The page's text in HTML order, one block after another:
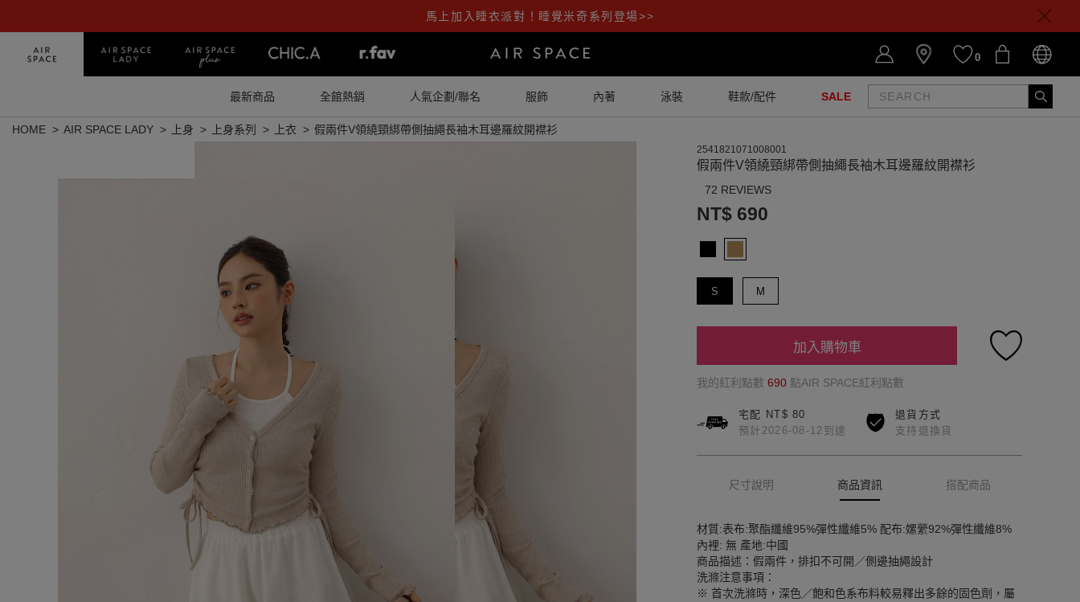
馬上加入睡衣派對！睡覺米奇系列登場>>
0
最新商品 全館熱銷 人氣企劃/聯名 服飾 內著 泳裝 鞋款/配件 SALE
HOME AIR SPACE LADY 上身 上身系列 上衣 假兩件V領繞頸綁帶側抽繩長袖木耳邊羅紋開襟衫
2541821071008001
假兩件V領繞頸綁帶側抽繩長袖木耳邊羅紋開襟衫
72 REVIEWS
NT$ 690
S M
加入購物車
我的紅利點數 690 點AIR SPACE紅利點數
宅配 NT$ 80
預計2026-08-12到達
退貨方式
支持退換貨
尺寸說明 商品資訊 搭配商品
材質:表布:聚酯纖維95%彈性纖維5% 配布:嫘縈92%彈性纖維8%
內裡: 無 產地:中國
商品描述：假兩件，排扣不可開／側邊抽繩設計
洗滌注意事項：
※ 首次洗滌時，深色／飽和色系布料較易釋出多餘的固色劑，屬